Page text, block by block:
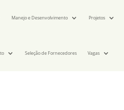
Manejo e Desenvolvimento Projetos
Seleção de Fornecedores Vagas